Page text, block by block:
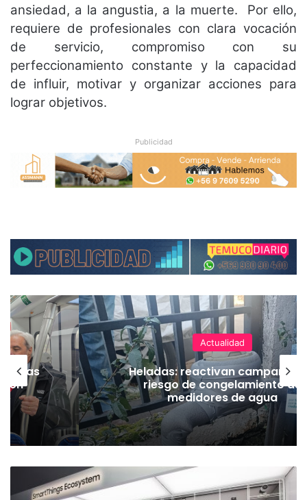
ansiedad, a la angustia, a la muerte. Por ello,
requiere de profesionales con clara vocación
de servicio, compromiso con su
perfeccionamiento constante y la capacidad
de influir, motivar y organizar acciones para
lograr objetivos.
Publicidad
Actualidad
Heladas: reactivan campaña por
riesgo de congelamiento de
medidores de agua